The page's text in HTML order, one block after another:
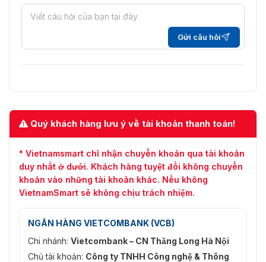
Gửi câu hỏi
Quý khách hàng lưu ý về tài khoản thanh toán!
* Vietnamsmart chỉ nhận chuyển khoản qua tài khoản
duy nhất ở dưới. Khách hàng tuyệt đối không chuyển
khoản vào những tài khoản khác. Nếu không
VietnamSmart sẽ không chịu trách nhiệm.
NGÂN HÀNG VIETCOMBANK (VCB)
Chi nhánh: Vietcombank – CN Thăng Long Hà Nội
Chủ tài khoản: Công ty TNHH Công nghệ & Thông